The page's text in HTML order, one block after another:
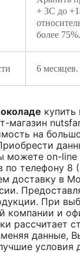
+ 3С до
более 75%.
6 месяцев.
купить
магазин
на
можете on-
по телефону 8
доставку в
При
компании и
рассчитает
данные,
условия